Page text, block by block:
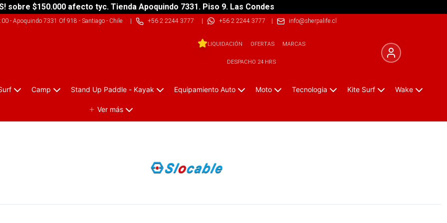
sobre $150.000 afecto tyc. Tienda Apoquindo 7331. Piso 9. Las Condes
- Apoquindo 7331 Of 918 - Santiago - Chile| +56 2 2244 3777 | +56 2 2244 3777 | info@sherpalife.cl
LIQUIDACIÓN OFERTAS MARCAS
DESPACHO 24 HRS
Camp Stand Up Paddle - Kayak Equipamiento Auto Moto Tecnologia Kite Surf Wake
Ver más